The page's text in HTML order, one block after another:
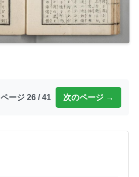
ページ 26 / 41 次のページ →